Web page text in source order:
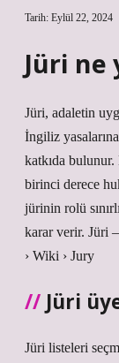
Tarih: Eylül 22, 2024
Jüri ne
Jüri, adaletin
İngiliz
katkıda
birinci derece
jürinin rolü
karar verir. Jüri
› Wiki › Jury
Jüri
Jüri listeleri